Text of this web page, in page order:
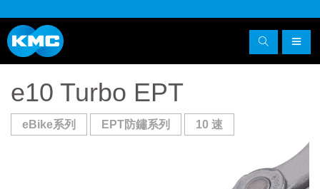
e10 Turbo EPT
eBike系列 EPT防鏽系列 10 速